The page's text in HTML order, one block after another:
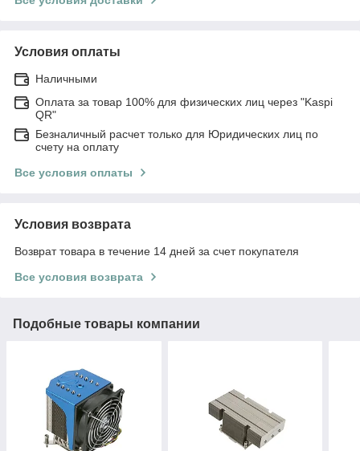
Условия оплаты
Наличными
Оплата за товар 100% для физических лиц через "Kaspi
QR"
Безналичный расчет только для Юридических лиц по
счету на оплату
Все условия оплаты
Условия возврата
Возврат товара в течение 14 дней за счет покупателя
Все условия возврата
Подобные товары компании